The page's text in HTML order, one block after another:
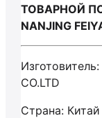
ТОВАРНОЙ
NANJING
CO.LTD
Страна: Китай